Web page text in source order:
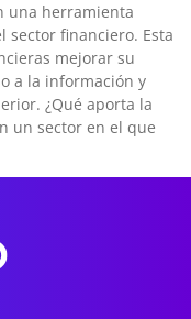
una herramienta
financiero. Esta
mejorar su
a la información y
¿Qué aporta la
un sector en el que